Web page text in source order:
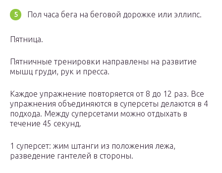
Пол часа бега на беговой дорожке или эллипс.
Пятница.
Пятничные тренировки направлены на развитие
мышц груди, рук и пресса.
Каждое упражнение повторяется от 8 до 12 раз. Все
упражнения объединяются в суперсеты делаются в 4
подхода. Между суперсетами можно отдыхать в
течение 45 секунд.
1 суперсет: жим штанги из положения лежа,
разведение гантелей в стороны.